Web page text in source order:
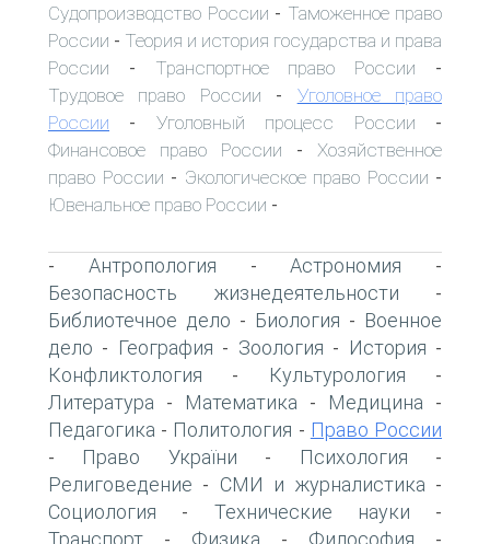
Судопроизводство России - Таможенное право
России - Теория и история государства и права
России - Транспортное право России -
Трудовое право России - Уголовное право
России - Уголовный процесс России -
Финансовое право России - Хозяйственное
право России - Экологическое право России -
Ювенальное право России -
- Антропология -Астрономия -
Безопасность жизнедеятельности -
Библиотечное дело - Биология - Военное
дело - География - Зоология - История -
Конфликтология - Культурология -
Литература - Математика - Медицина -
Педагогика - Политология - Право России
- Право України - Психология -
Религоведение - СМИ и журналистика -
Социология - Технические науки -
Транспорт Физика Философия